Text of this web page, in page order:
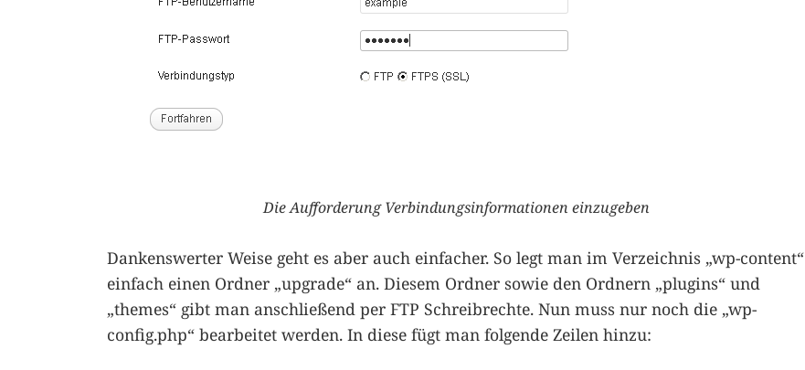
Die Aufforderung Verbindungsinformationen einzugeben
Dankenswerter Weise geht es aber auch einfacher. So legt man im Verzeichnis „wp-content“
einfach einen Ordner „upgrade“ an. Diesem Ordner sowie den Ordnern „plugins“ und
„themes“ gibt man anschließend per FTP Schreibrechte. Nun muss nur noch die „wp-
config.php“ bearbeitet werden. In diese fügt man folgende Zeilen hinzu: